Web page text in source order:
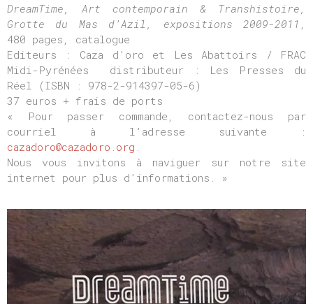
DreamTime, Art contemporain & Transhistoire,
Grotte du Mas d’Azil, expositions 2009-2011
480 pages, catalogue
Editeurs : Caza d’oro et Les Abattoirs / FRAC
Midi-Pyrénées distributeur : Les Presses du
Réel (ISBN : 978-2-914397-05-6)
37 euros + frais de ports
« Pour passer commande, contactez-nous par
courriel à l’adresse suivante :
cazadoro@cazadoro.org.
Nous vous invitons à naviguer sur notre site
internet pour plus d’informations. »